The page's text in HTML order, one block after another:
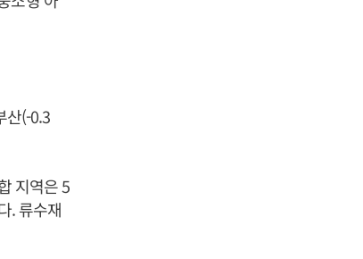
산(-0.3
지역은 5
. 류수재